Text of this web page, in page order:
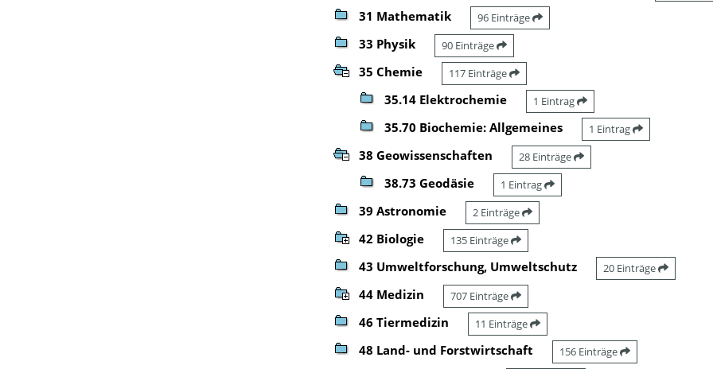
31 Mathematik 96 Einträge
33 Physik 90 Einträge
35 Chemie 117 Einträge
35.14 Elektrochemie 1 Eintrag
35.70 Biochemie: Allgemeines 1 Eintrag
38 Geowissenschaften 28 Einträge
38.73 Geodäsie 1 Eintrag
39 Astronomie 2 Einträge
42 Biologie 135 Einträge
43 Umweltforschung, Umweltschutz 20 Einträge
44 Medizin 707 Einträge
46 Tiermedizin 11 Einträge
48 Land- und Forstwirtschaft 156 Einträge